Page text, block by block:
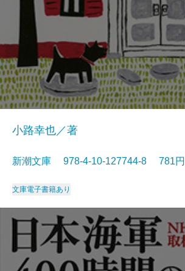
小路幸也／著
新潮文庫 978-4-10-127744-8 781
文庫電子書籍あり